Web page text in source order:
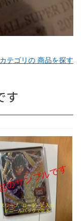
テゴリの 商品を探す
す